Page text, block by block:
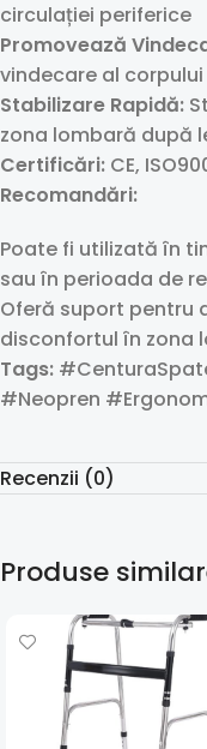
circulației periferice
Promovează
vindecare al corpului
Stabilizare Rapidă:
zona lombară după
Certificări: CE,
Recomandări:
Poate fi utilizată în
sau în perioada de
Oferă suport pentru
disconfortul în zona
Tags:
#Neopren
Recenzii (0)
Produse